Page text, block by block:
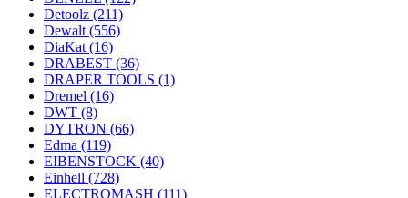
Detoolz (211)
Dewalt (556)
DiaKat (16)
DRABEST (36)
DRAPER TOOLS (1)
Dremel (16)
DWT (8)
DYTRON (66)
Edma (119)
EIBENSTOCK (40)
Einhell (728)
ELECTROMASH (111)